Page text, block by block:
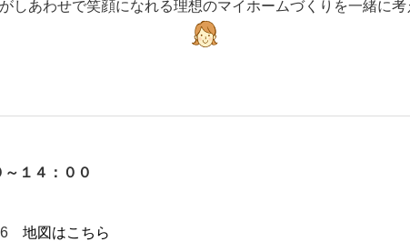
しあわせで笑顔になれる理想のマイホームづくりを一緒に考
～１４：００
地図はこちら